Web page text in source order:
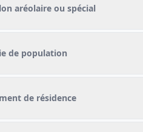
aréolaire ou spécial
de population
de résidence